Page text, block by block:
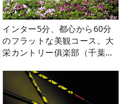
インター5分、都心から60分
のフラットな美観コース。大
栄カントリー俱楽部（千葉